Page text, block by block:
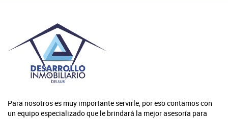
Para nosotros es muy importante servirle, por eso contamos con
un equipo especializado que le brindará la mejor asesoría para